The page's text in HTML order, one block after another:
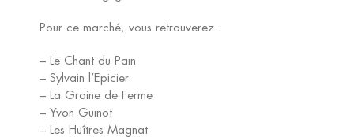
Pour ce marché, vous retrouverez :
– Le Chant du Pain
– Sylvain l’Epicier
– La Graine de Ferme
– Yvon Guinot
– Les Huîtres Magnat